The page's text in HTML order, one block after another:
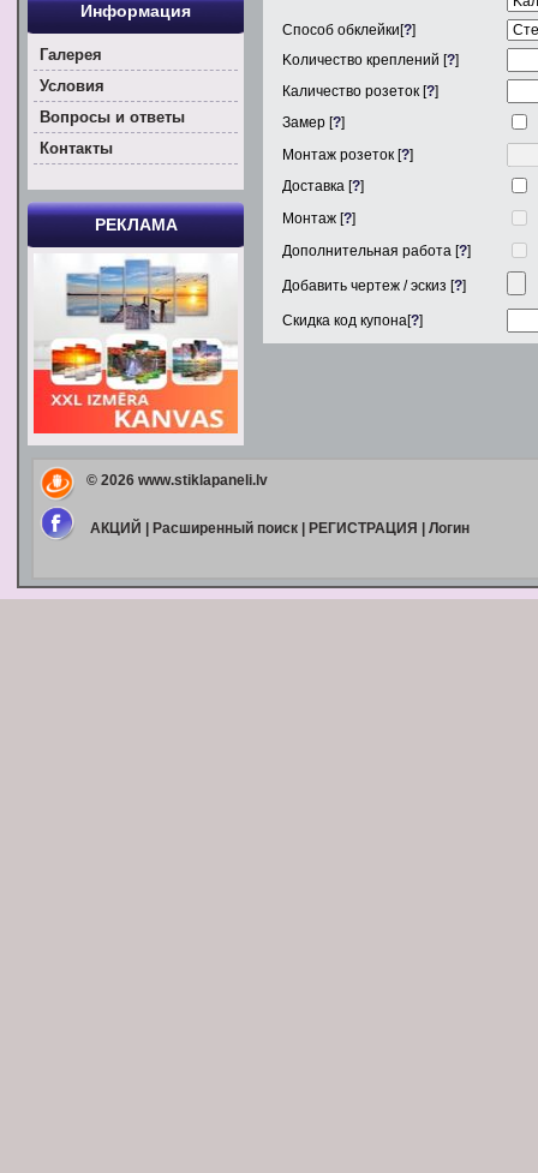
Способ обклейки[?]
Kоличество креплений [?]
Каличество розеток [?]
Замер [?]
Монтаж розеток [?]
Доставка [?]
Монтаж [?]
Дополнительная работа [?]
Добавить чертеж / эскиз [?]
Скидка код купона[?]
Информация
Галерея
Условия
Вoпросы и ответы
Контакты
РЕКЛАМА
© 2026 www.stiklapaneli.lv
АКЦИЙ Расширенный поиск| РЕГИСТРАЦИЯ Логин